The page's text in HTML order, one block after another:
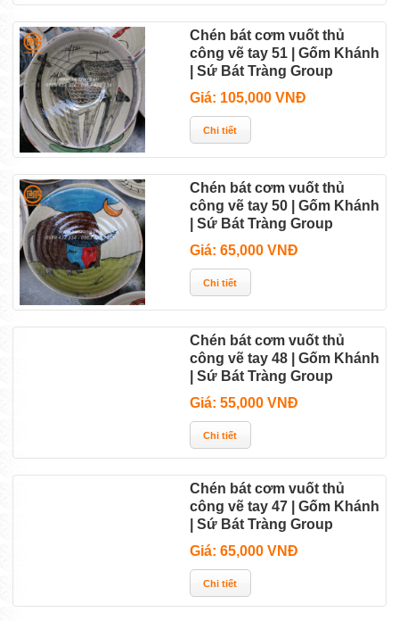
Chén bát cơm vuốt thủ
công vẽ tay 51 | Gốm Khánh
| Sứ Bát Tràng Group
Giá: 105,000 VNĐ
Chén bát cơm vuốt thủ
công vẽ tay 50 | Gốm Khánh
| Sứ Bát Tràng Group
Giá: 65,000 VNĐ
Chén bát cơm vuốt thủ
công vẽ tay 48 | Gốm Khánh
| Sứ Bát Tràng Group
Giá: 55,000 VNĐ
Chén bát cơm vuốt thủ
công vẽ tay 47 | Gốm Khánh
| Sứ Bát Tràng Group
Giá: 65,000 VNĐ